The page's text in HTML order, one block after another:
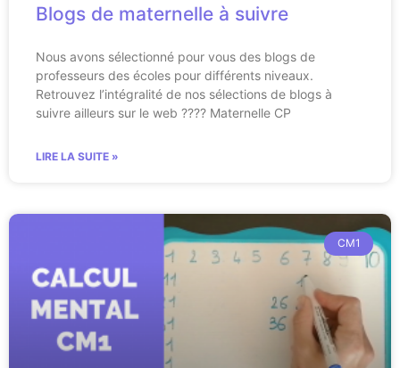
Blogs de maternelle à suivre
Nous avons sélectionné pour vous des blogs de
professeurs des écoles pour différents niveaux.
Retrouvez l’intégralité de nos sélections de blogs à
suivre ailleurs sur le web ???? Maternelle CP
LIRE LA SUITE »
CM1